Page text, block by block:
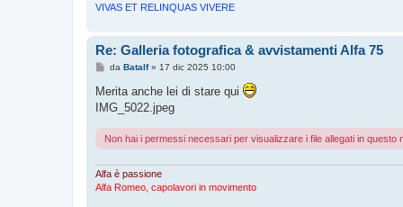
VIVAS ET RELINQUAS VIVERE
Re: Galleria fotografica & avvistamenti Alfa 75
M
s
s
a
g
i
o
da Batalf» 17 dic 2025 10:00
Merita anche lei di stare qui
IMG_5022.jpeg
Non hai i permessi necessari per visualizzare i file allegati in questo
Alfa è passione
Alfa Romeo, capolavori in movimento